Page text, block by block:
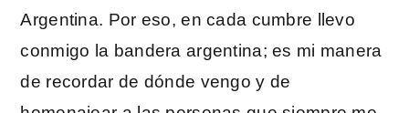
Argentina. Por eso, en cada cumbre llevo
conmigo la bandera argentina; es mi manera
de recordar de dónde vengo y de